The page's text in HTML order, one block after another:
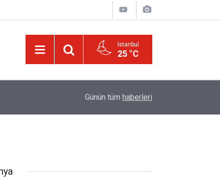
İstanbul
25 °C
Trump, Amerika'da seçim kazanan Müslüman
Günün tüm haberleri